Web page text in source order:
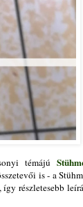
témájú
is - a
részletesebb